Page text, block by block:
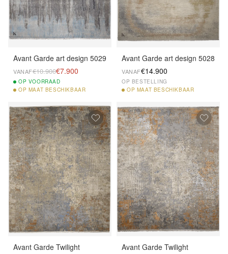
Avant Garde art design 5029
VANAF€10.900€7.900
OP VOORRAAD
OP MAAT BESCHIKBAAR
Avant Garde art design 5028
VANAF€14.900
OP BESTELLING
OP MAAT BESCHIKBAAR
Avant Garde Twilight
Avant Garde Twilight